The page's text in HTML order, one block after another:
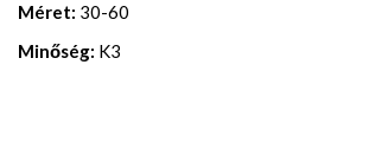
Méret: 30-60
Minőség: K3